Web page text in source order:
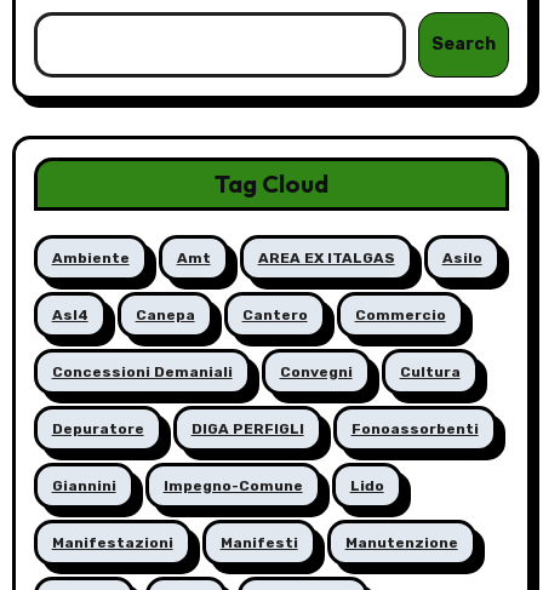
Search
Tag Cloud
Ambiente Amt AREA EX ITALGAS Asilo
Asl4 Canepa Cantero Commercio
Concessioni Demaniali Convegni Cultura
Depuratore DIGA PERFIGLI Fonoassorbenti
Giannini Impegno-Comune Lido
Manifestazioni Manifesti Manutenzione